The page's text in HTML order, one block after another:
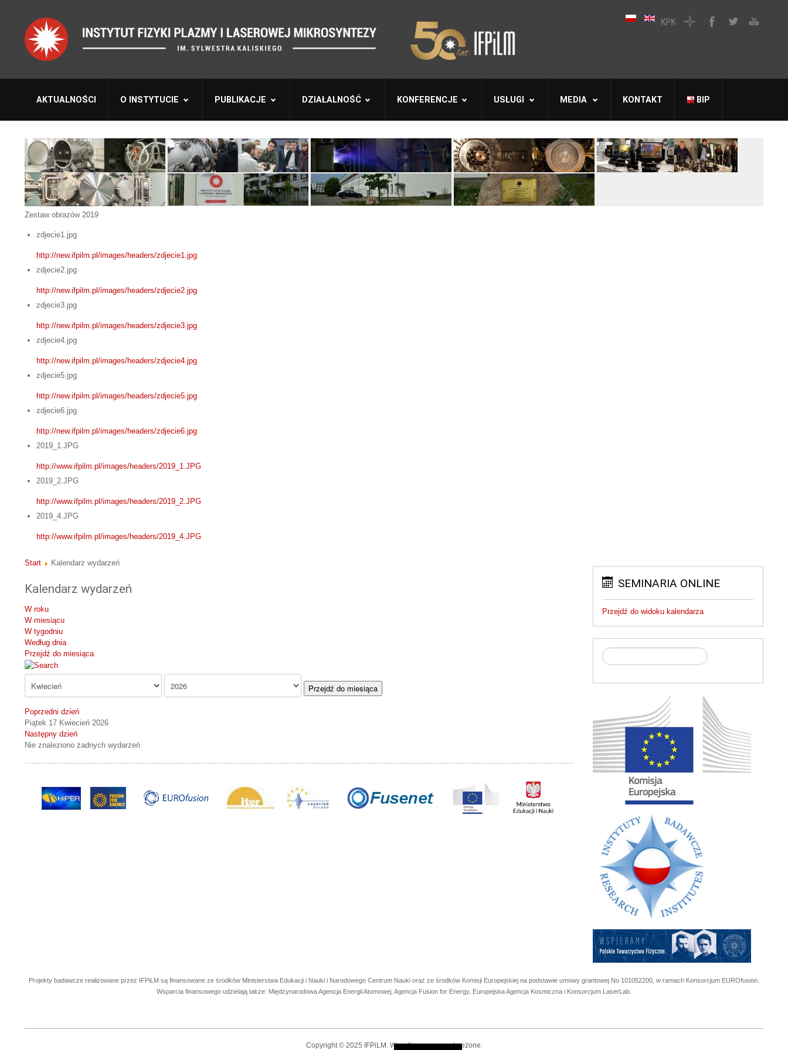
AKTUALNOŚCI O INSTYTUCIE PUBLIKACJE DZIAŁALNOŚĆ KONFERENCJE USŁUGI MEDIA KONTAKT BIP
Zestaw obrazów 2019
zdjecie1.jpg
http://new.ifpilm.pl/images/headers/zdjecie1.jpg
zdjecie2.jpg
http://new.ifpilm.pl/images/headers/zdjecie2.jpg
zdjecie3.jpg
http://new.ifpilm.pl/images/headers/zdjecie3.jpg
zdjecie4.jpg
http://new.ifpilm.pl/images/headers/zdjecie4.jpg
zdjecie5.jpg
http://new.ifpilm.pl/images/headers/zdjecie5.jpg
zdjecie6.jpg
http://new.ifpilm.pl/images/headers/zdjecie6.jpg
2019_1.JPG
http://www.ifpilm.pl/images/headers/2019_1.JPG
2019_2.JPG
http://www.ifpilm.pl/images/headers/2019_2.JPG
2019_4.JPG
http://www.ifpilm.pl/images/headers/2019_4.JPG
Start Kalendarz wydarzeń
Kalendarz wydarzeń
W roku
W miesiącu
W tygodniu
Według dnia
Przejdź do miesiąca
Przejdź do miesiąca
Poprzedni dzień
Piątek 17 Kwiecień 2026
Następny dzień
Nie znaleziono żadnych wydarzeń
SEMINARIA ONLINE
Przejdź do widoku kalendarza
Projekty badawcze realizowane przez IFPiLM są finansowane ze środków Ministerstwa Edukacji i Nauki i Narodowego Centrum Nauki oraz ze środków Komisji Europejskiej na podstawie umowy grantowej No 101052200, w ramach Konsorcjum EUROfusion.
Wsparcia finansowego udzielają także: Międzynarodowa Agencja Energii Atomowej, Agencja Fusion for Energy, Europejska Agencja Kosmiczna i Konsorcjum LaserLab.
Copyright © 2025 IFPiLM. Wszelkie prawa zastrzeżone.